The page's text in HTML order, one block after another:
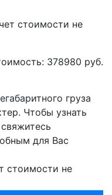
стоимости не
378980 руб.
груза
Чтобы узнать
для Вас
стоимости не